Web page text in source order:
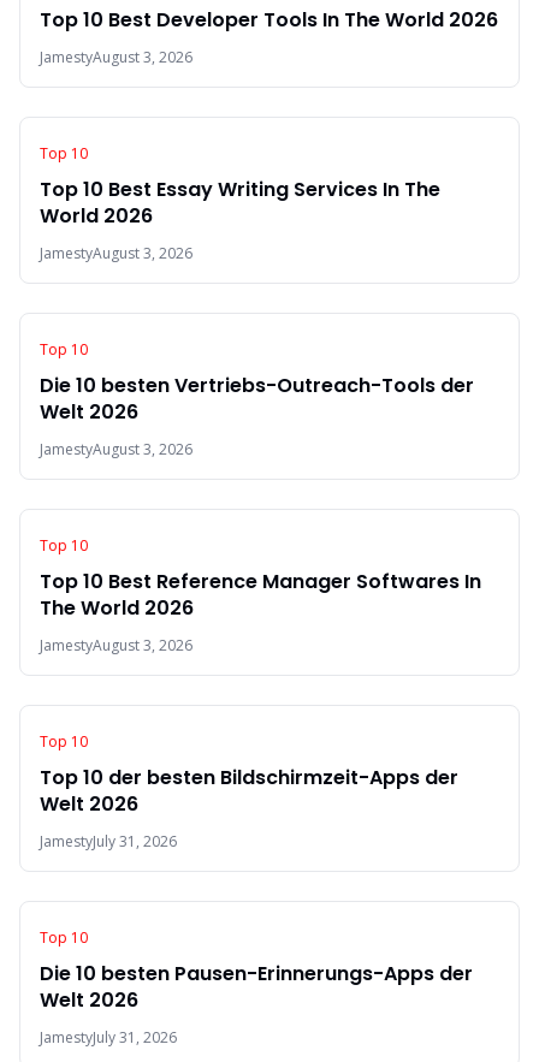
Top 10 Best Developer Tools In The World 2026
JamestyAugust 3, 2026
Top 10
Top 10 Best Essay Writing Services In The
World 2026
JamestyAugust 3, 2026
Top 10
Die 10 besten Vertriebs-Outreach-Tools der
Welt 2026
JamestyAugust 3, 2026
Top 10
Top 10 Best Reference Manager Softwares In
The World 2026
JamestyAugust 3, 2026
Top 10
Top 10 der besten Bildschirmzeit-Apps der
Welt 2026
JamestyJuly 31, 2026
Top 10
Die 10 besten Pausen-Erinnerungs-Apps der
Welt 2026
JamestyJuly 31, 2026